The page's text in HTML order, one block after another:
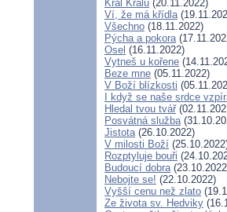
Král Králů (20.11.2022)
Ví, že má křídla
Všechno (18.11.2022)
Pýcha a pokora
Osel (16.11.2022)
Vytneš u kořene
Beze mne (05.11.2022)
V Boží blízkosti
I když se naše srdce
Hledal tvou tvář
Posvátná služba
Jistota(26.10.2022)
V milosti Boží
Rozptyluje bouři
Budoucí dobra
Nebojte se! (22.10.2022)
Vyšší cenu než zlato
Ze života sv. Hedviky